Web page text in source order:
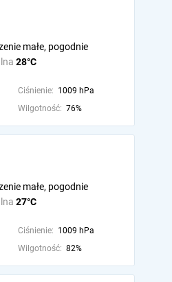
28°C
małe, pogodnie
Ciśnienie: 1009 hPa
Wilgotność: 76%
27°C
małe, pogodnie
Ciśnienie: 1009 hPa
Wilgotność: 82%